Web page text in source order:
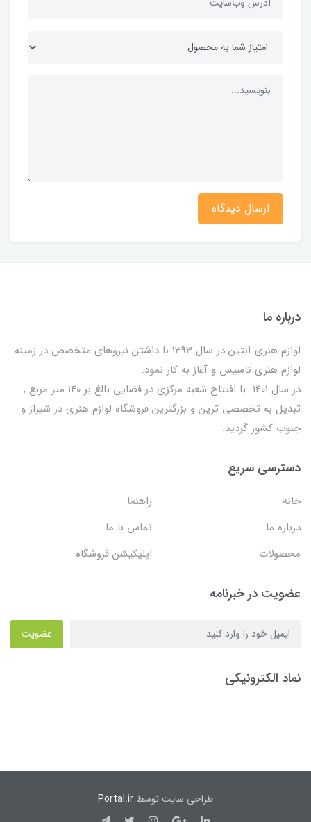
ارسال دیدگاه
درباره ما
لوازم هنری آبتین در سال 1393 با داشتن نیروهای متخصص در زمینه
لوازم هنری تاسیس و آغاز به کار نمود.
در سال 1401 با افتتاح شعبه مرکزی در فضایی بالغ بر 140 متر مربع ,
تبدیل به تخصصی ترین و بزرگترین فروشگاه لوازم هنری در شیراز و
جنوب کشور گردید.
دسترسی سریع
خانه
راهنما
درباره ما
تماس با ما
محصولات
اپلیکیشن فروشگاه
عضویت در خبرنامه
عضویت
نماد الکترونیکی
طراحی سایت توسط Portal.ir